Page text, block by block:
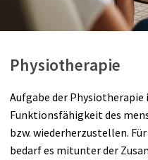
Physiotherapie
Aufgabe der Physiotherapie
Funktionsfähigkeit des
bzw. wiederherzustellen.
bedarf es mitunter der